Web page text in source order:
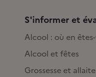
S'informer et
Alcool : où en
Alcool et fêtes
Grossesse et